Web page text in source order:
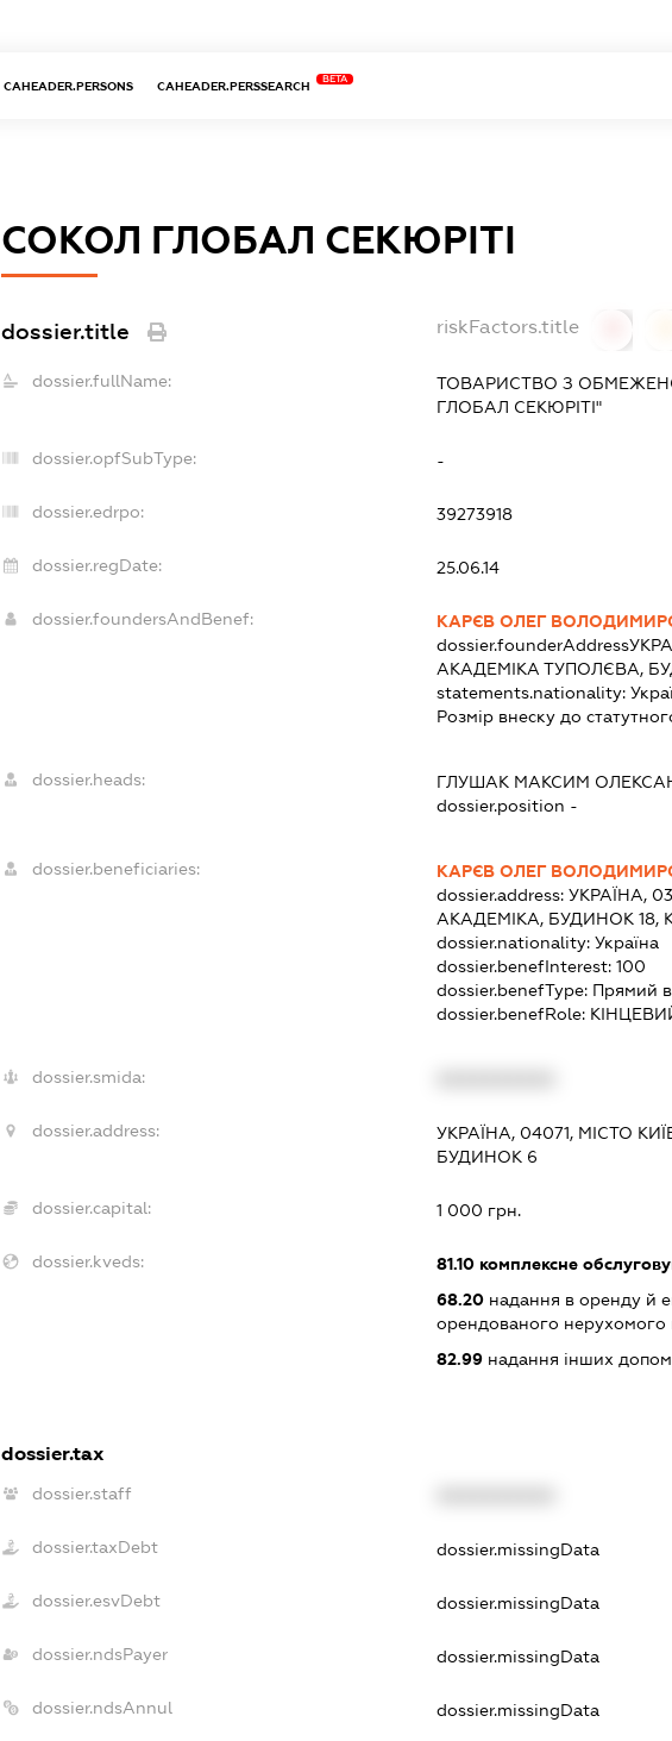
CAHEADER.PERSONS CAHEADER.PERSSEARCH
BETA
СОКОЛ ГЛОБАЛ СЕКЮРІТІ
dossier.title riskFactors.title
dossier.fullName:
ТОВАРИСТВО З
ГЛОБАЛ СЕКЮРІТІ"
dossier.opfSubType: -
dossier.edrpo: 39273918
dossier.regDate: 25.06.14
dossier.foundersAndBenef:
КАРЄВ ОЛЕГ
dossier.founderAddress
АКАДЕМІКА ТУПОЛЄВА,
statements.nationality:
Розмір внеску до
dossier.heads: ГЛУШАК МАКСИМ
dossier.position -
dossier.beneficiaries:
КАРЄВ ОЛЕГ
dossier.address:УКРАЇНА,
АКАДЕМІКА, БУДИНОК 18,
dossier.nationality:Україна
dossier.benefInterest:100
dossier.benefType: Прямий
dossier.benefRole:
dossier.smida:
dossier.address:
УКРАЇНА, 04071, МІСТО
БУДИНОК 6
dossier.capital: 1 000 грн.
dossier.kveds: 81.10 комплексне
68.20 надання в оренду й
орендованого нерухомого
82.99 надання інших
dossier.tax
dossier.staff
dossier.taxDebt dossier.missingData
dossier.esvDebt dossier.missingData
dossier.ndsPayer dossier.missingData
dossier.ndsAnnul dossier.missingData